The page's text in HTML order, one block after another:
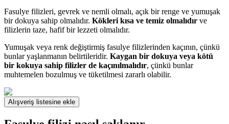
Fasulye filizleri, gevrek ve nemli olmalı, açık bir renge ve yumuşak
bir dokuya sahip olmalıdır. Kökleri kısa ve temiz olmalıdır ve
filizlerin taze, hafif bir lezzeti olmalıdır.
Yumuşak veya renk değiştirmiş fasulye filizlerinden kaçının, çünkü
bunlar yaşlanmanın belirtileridir. Kaygan bir dokuya veya kötü
bir kokuya sahip filizler de kaçınılmalıdır, çünkü bunlar
muhtemelen bozulmuş ve tüketilmesi zararlı olabilir.
Alışveriş listesine ekle